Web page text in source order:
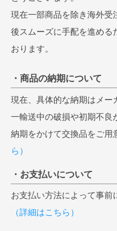
現在一部商品を除き海外受
後スムーズに手配を進める
おります。
・商品の納期について
現在、具体的な納期はメー
一輸送中の破損や初期不良
納期をかけて交換品をご用
ら）
・お支払いについて
お支払い方法によって事前
（詳細はこちら）